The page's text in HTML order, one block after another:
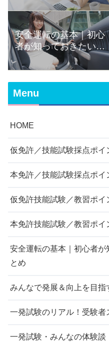
安全運転の基本｜初心
者が知っておきたい運
転の知識まとめ
Menu
HOME
仮免許／技能試験採点ポイ
本免許／技能試験採点ポイ
仮免許技能試験／教習ポイ
本免許技能試験／教習ポイ
安全運転の基本｜初心者が
とめ
みんなで発展＆向上を目指
一発試験のリアル！受験者
一発試験・みんなの体験談